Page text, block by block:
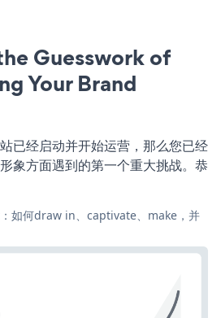
Guesswork of
Your Brand
已经启动并开始运营，那么您已经
象方面遇到的第一个重大挑战。恭
如何draw in、captivate、make，并